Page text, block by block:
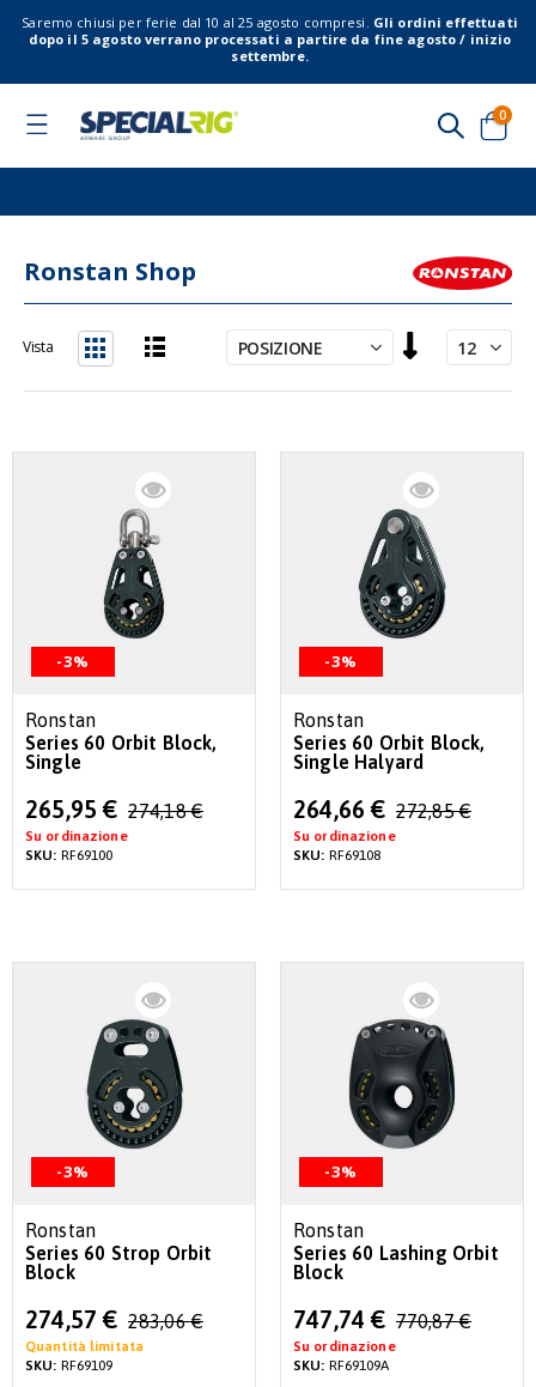
Saremo chiusi per ferie dal 10 al 25 agosto compresi. Gli ordini effettuati
dopo il 5 agosto verrano processati a partire da fine agosto / inizio
settembre.
Toggle
Cart
0
Ronstan Shop
la
direzione
Vista
-3%
Ronstan
Series 60 Orbit Block,
Single
Special
Price
265,95 € 274,18 €
Su ordinazione
SKU: RF69100
-3%
Ronstan
Series 60 Orbit Block,
Single Halyard
Special
Price
264,66 € 272,85 €
Su ordinazione
SKU: RF69108
-3%
Ronstan
Series 60 Strop Orbit
Block
Special
Price
274,57 € 283,06 €
Quantità limitata
SKU: RF69109
-3%
Ronstan
Series 60 Lashing Orbit
Block
Special
Price
747,74 € 770,87 €
Su ordinazione
SKU: RF69109A